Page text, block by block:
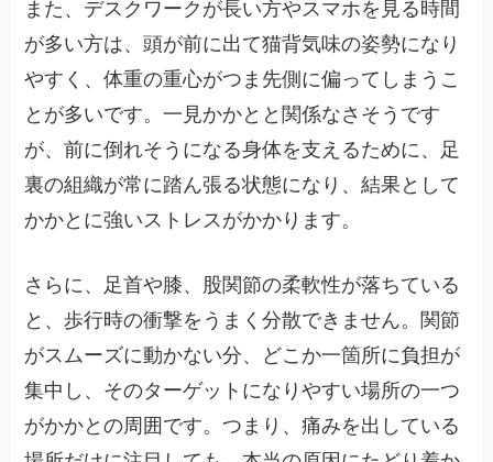
また、デスクワークが長い方やスマホを見る時間
が多い方は、頭が前に出て猫背気味の姿勢になり
やすく、体重の重心がつま先側に偏ってしまうこ
とが多いです。一見かかとと関係なさそうです
が、前に倒れそうになる身体を支えるために、足
裏の組織が常に踏ん張る状態になり、結果として
かかとに強いストレスがかかります。
さらに、足首や膝、股関節の柔軟性が落ちている
と、歩行時の衝撃をうまく分散できません。関節
がスムーズに動かない分、どこか一箇所に負担が
集中し、そのターゲットになりやすい場所の一つ
がかかとの周囲です。つまり、痛みを出している